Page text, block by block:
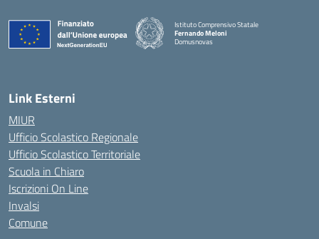
Istituto Comprensivo Statale
Fernando Meloni
Domusnovas
Link Esterni
MIUR
Ufficio Scolastico Regionale
Ufficio Scolastico Territoriale
Scuola in Chiaro
Iscrizioni On Line
Invalsi
Comune